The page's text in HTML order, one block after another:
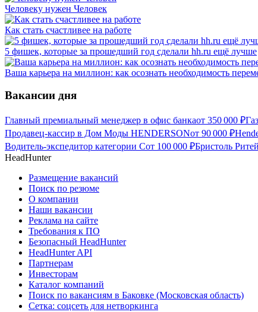
Человеку нужен Человек
Как стать счастливее на работе
5 фишек, которые за прошедший год сделали hh.ru ещё лучше
Ваша карьера на миллион: как осознать необходимость
Вакансии дня
Главный премиальный менеджер в офис банкаот 350 000 ₽
Продавец-кассир в Дом Моды HENDERSONот 90 000 ₽
Водитель-экспедитор категории Сот 100 000 ₽Бристоль
HeadHunter
Размещение вакансий
Поиск по резюме
О компании
Наши вакансии
Реклама на сайте
Требования к ПО
Безопасный HeadHunter
HeadHunter API
Партнерам
Инвесторам
Каталог компаний
Поиск по вакансиям в Баковке (Московская область)
Сетка: соцсеть для нетворкинга